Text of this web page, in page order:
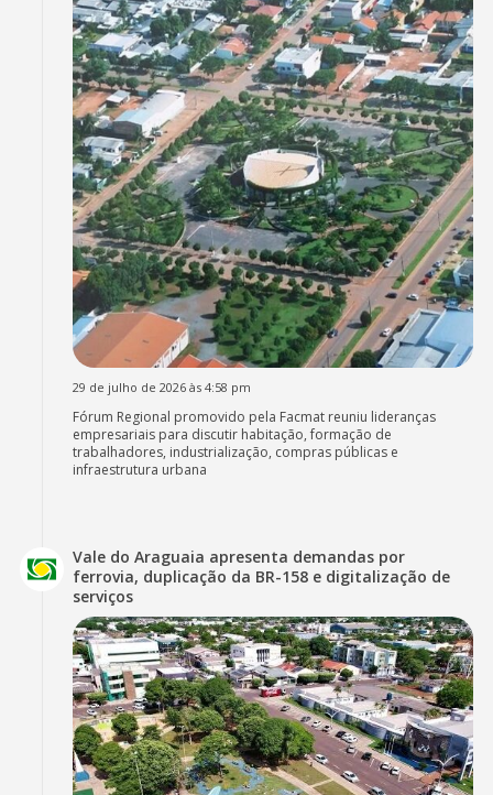
29 de julho de 2026 às 4:58 pm
Fórum Regional promovido pela Facmat reuniu lideranças
empresariais para discutir habitação, formação de
trabalhadores, industrialização, compras públicas e
infraestrutura urbana
Vale do Araguaia apresenta demandas por
ferrovia, duplicação da BR-158 e digitalização de
serviços